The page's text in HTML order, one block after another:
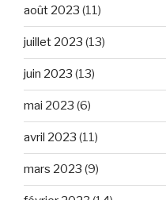
août 2023 (11)
juillet 2023 (13)
juin 2023 (13)
mai 2023 (6)
avril 2023 (11)
mars 2023 (9)